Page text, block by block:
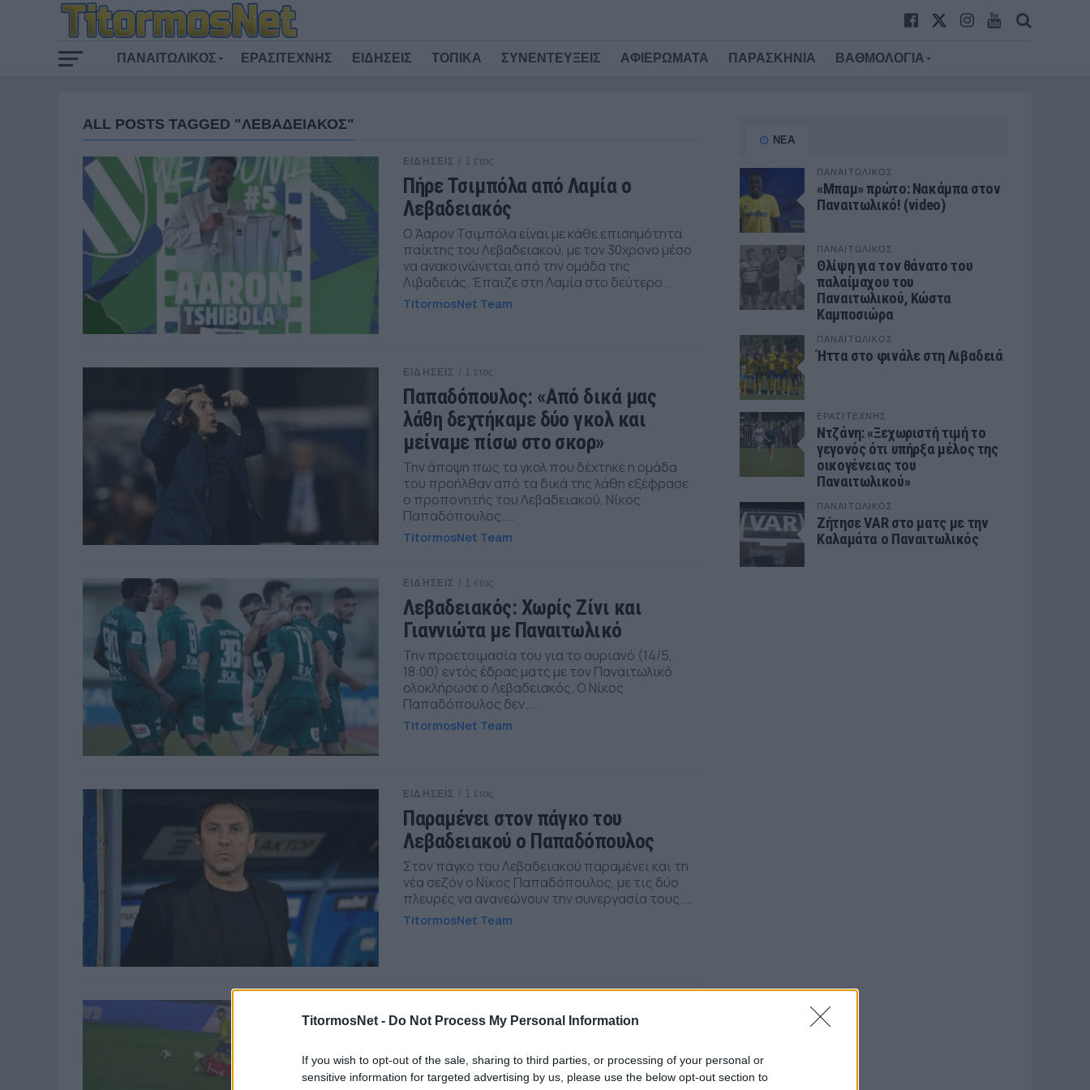
TitormosNet - Do Not Process My Personal Information
If you wish to opt-out of the sale, sharing to third parties, or processing of your personal or
sensitive information for targeted advertising by us, please use the below opt-out section to
ΠΑΝΑΙΤΩΛΙΚΟΣ ΕΡΑΣΙΤΕΧΝΗΣ ΕΙΔΗΣΕΙΣ ΤΟΠΙΚΑ ΣΥΝΕΝΤΕΥΞΕΙΣ ΑΦΙΕΡΩΜΑΤΑ ΠΑΡΑΣΚΗΝΙΑ ΒΑΘΜΟΛΟΓΙΑ
ALL POSTS TAGGED "ΛΕΒΑΔΕΙΑΚΟΣ"
ΕΙΔΗΣΕΙΣ / 1 έτος
Πήρε Τσιμπόλα από Λαμία ο
Λεβαδειακός
Ο Άαρον Τσιμπόλα είναι με κάθε επισημότητα
παίκτης του Λεβαδειακού, με τον 30χρονο μέσο
να ανακοινώνεται από την ομάδα της
Λιβαδειάς. Έπαιζε στη Λαμία στο δεύτερο...
TitormosNet Team
ΕΙΔΗΣΕΙΣ / 1 έτος
Παπαδόπουλος: «Από δικά μας
λάθη δεχτήκαμε δύο γκολ και
μείναμε πίσω στο σκορ»
Την άποψη πως τα γκολ που δέχτηκε η ομάδα
του προήλθαν από τα δικά της λάθη εξέφρασε
ο προπονητής του Λεβαδειακού, Νίκος
Παπαδόπουλος....
TitormosNet Team
ΕΙΔΗΣΕΙΣ / 1 έτος
Λεβαδειακός: Χωρίς Ζίνι και
Γιαννιώτα με Παναιτωλικό
Την προετοιμασία του για το αυριανό (14/5,
18:00) εντός έδρας ματς με τον Παναιτωλικό
ολοκλήρωσε ο Λεβαδειακός. Ο Νίκος
Παπαδόπουλος δεν...
TitormosNet Team
ΕΙΔΗΣΕΙΣ / 1 έτος
Παραμένει στον πάγκο του
Λεβαδειακού ο Παπαδόπουλος
Στον πάγκο του Λεβαδειακού παραμένει και τη
νέα σεζόν ο Νίκος Παπαδόπουλος, με τις δύο
πλευρές να ανανεώνουν την συνεργασία τους....
TitormosNet Team
Λεβαδειακός: «Ανύπαρκτο το
πέναλτι του Παναιτωλικού, αδίκως
ακυρώθηκε το γκολ του Ζίνι»
ΝΕΑ
ΠΑΝΑΙΤΩΛΙΚΟΣ
«Μπαμ» πρώτο: Νακάμπα στον
Παναιτωλικό! (video)
ΠΑΝΑΙΤΩΛΙΚΟΣ
Θλίψη για τον θάνατο του
παλαίμαχου του
Παναιτωλικού, Κώστα
Καμποσιώρα
ΠΑΝΑΙΤΩΛΙΚΟΣ
Ήττα στο φινάλε στη Λιβαδειά
ΕΡΑΣΙΤΕΧΝΗΣ
Ντζάνη: «Ξεχωριστή τιμή το
γεγονός ότι υπήρξα μέλος της
οικογένειας του
Παναιτωλικού»
ΠΑΝΑΙΤΩΛΙΚΟΣ
Ζήτησε VAR στο ματς με την
Καλαμάτα ο Παναιτωλικός